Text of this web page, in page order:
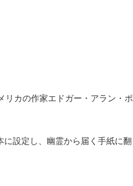
リカの作家エドガー・アラン・ポ
設定し、幽霊から届く手紙に翻